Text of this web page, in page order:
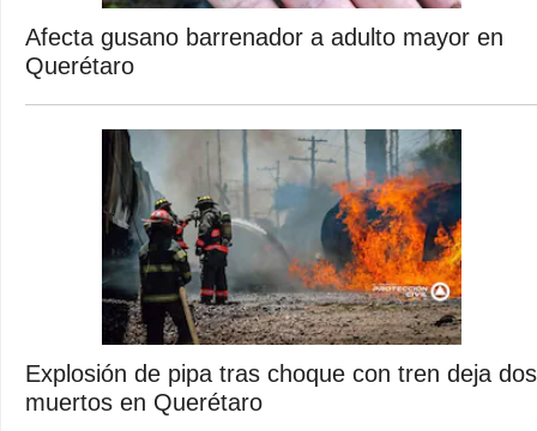
Afecta gusano barrenador a adulto mayor en
Querétaro
Explosión de pipa tras choque con tren deja dos
muertos en Querétaro